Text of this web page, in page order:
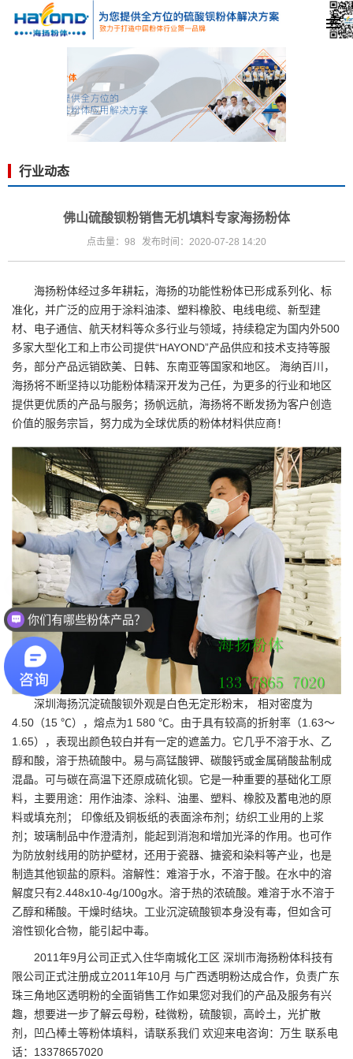
行业动态
佛山硫酸钡粉销售无机填料专家海扬粉体
点击量：98 发布时间：2020-07-28 14:20
海扬粉体经过多年耕耘，海扬的功能性粉体已形成系列化、标
准化，并广泛的应用于涂料油漆、塑料橡胶、电线电缆、新型建
材、电子通信、航天材料等众多行业与领域，持续稳定为国内外500
多家大型化工和上市公司提供“HAYOND”产品供应和技术支持等服
务，部分产品远销欧美、日韩、东南亚等国家和地区。 海纳百川，
海扬将不断坚持以功能粉体精深开发为己任，为更多的行业和地区
提供更优质的产品与服务；扬帆远航，海扬将不断发扬为客户创造
价值的服务宗旨，努力成为全球优质的粉体材料供应商！
深圳海扬沉淀硫酸钡外观是白色无定形粉末， 相对密度为
4.50（15 ℃），熔点为1 580 ℃。由于具有较高的折射率（1.63～
1.65），表现出颜色较白并有一定的遮盖力。它几乎不溶于水、乙
醇和酸，溶于热硫酸中。易与高锰酸钾、 碳酸钙或金属硝酸盐制成
混晶。可与碳在高温下还原成硫化钡。它是一种重要的基础化工原
料，主要用途：用作油漆、涂料、油墨、塑料、橡胶及蓄电池的原
料或填充剂； 印像纸及铜板纸的表面涂布剂；纺织工业用的上浆
剂；玻璃制品中作澄清剂，能起到消泡和增加光泽的作用。也可作
为防放射线用的防护壁材，还用于瓷器、搪瓷和染料等产业，也是
制造其他钡盐的原料。溶解性：难溶于水，不溶于酸。在水中的溶
解度只有2.448x10-4g/100g水。溶于热的浓硫酸。难溶于水不溶于
乙醇和稀酸。干燥时结块。工业沉淀硫酸钡本身没有毒，但如含可
溶性钡化合物，能引起中毒。
2011年9月公司正式入住华南城化工区 深圳市海扬粉体科技有
限公司正式注册成立2011年10月 与广西透明粉达成合作，负责广东
珠三角地区透明粉的全面销售工作如果您对我们的产品及服务有兴
趣，想要进一步了解云母粉，硅微粉，硫酸钡，高岭土，光扩散
剂，凹凸棒土等粉体填料，请联系我们 欢迎来电咨询：万生 联系电
话： 13378657020
你们有哪些粉体产品？